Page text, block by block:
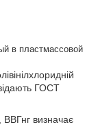
ГОСТ
ВВГнг визначає